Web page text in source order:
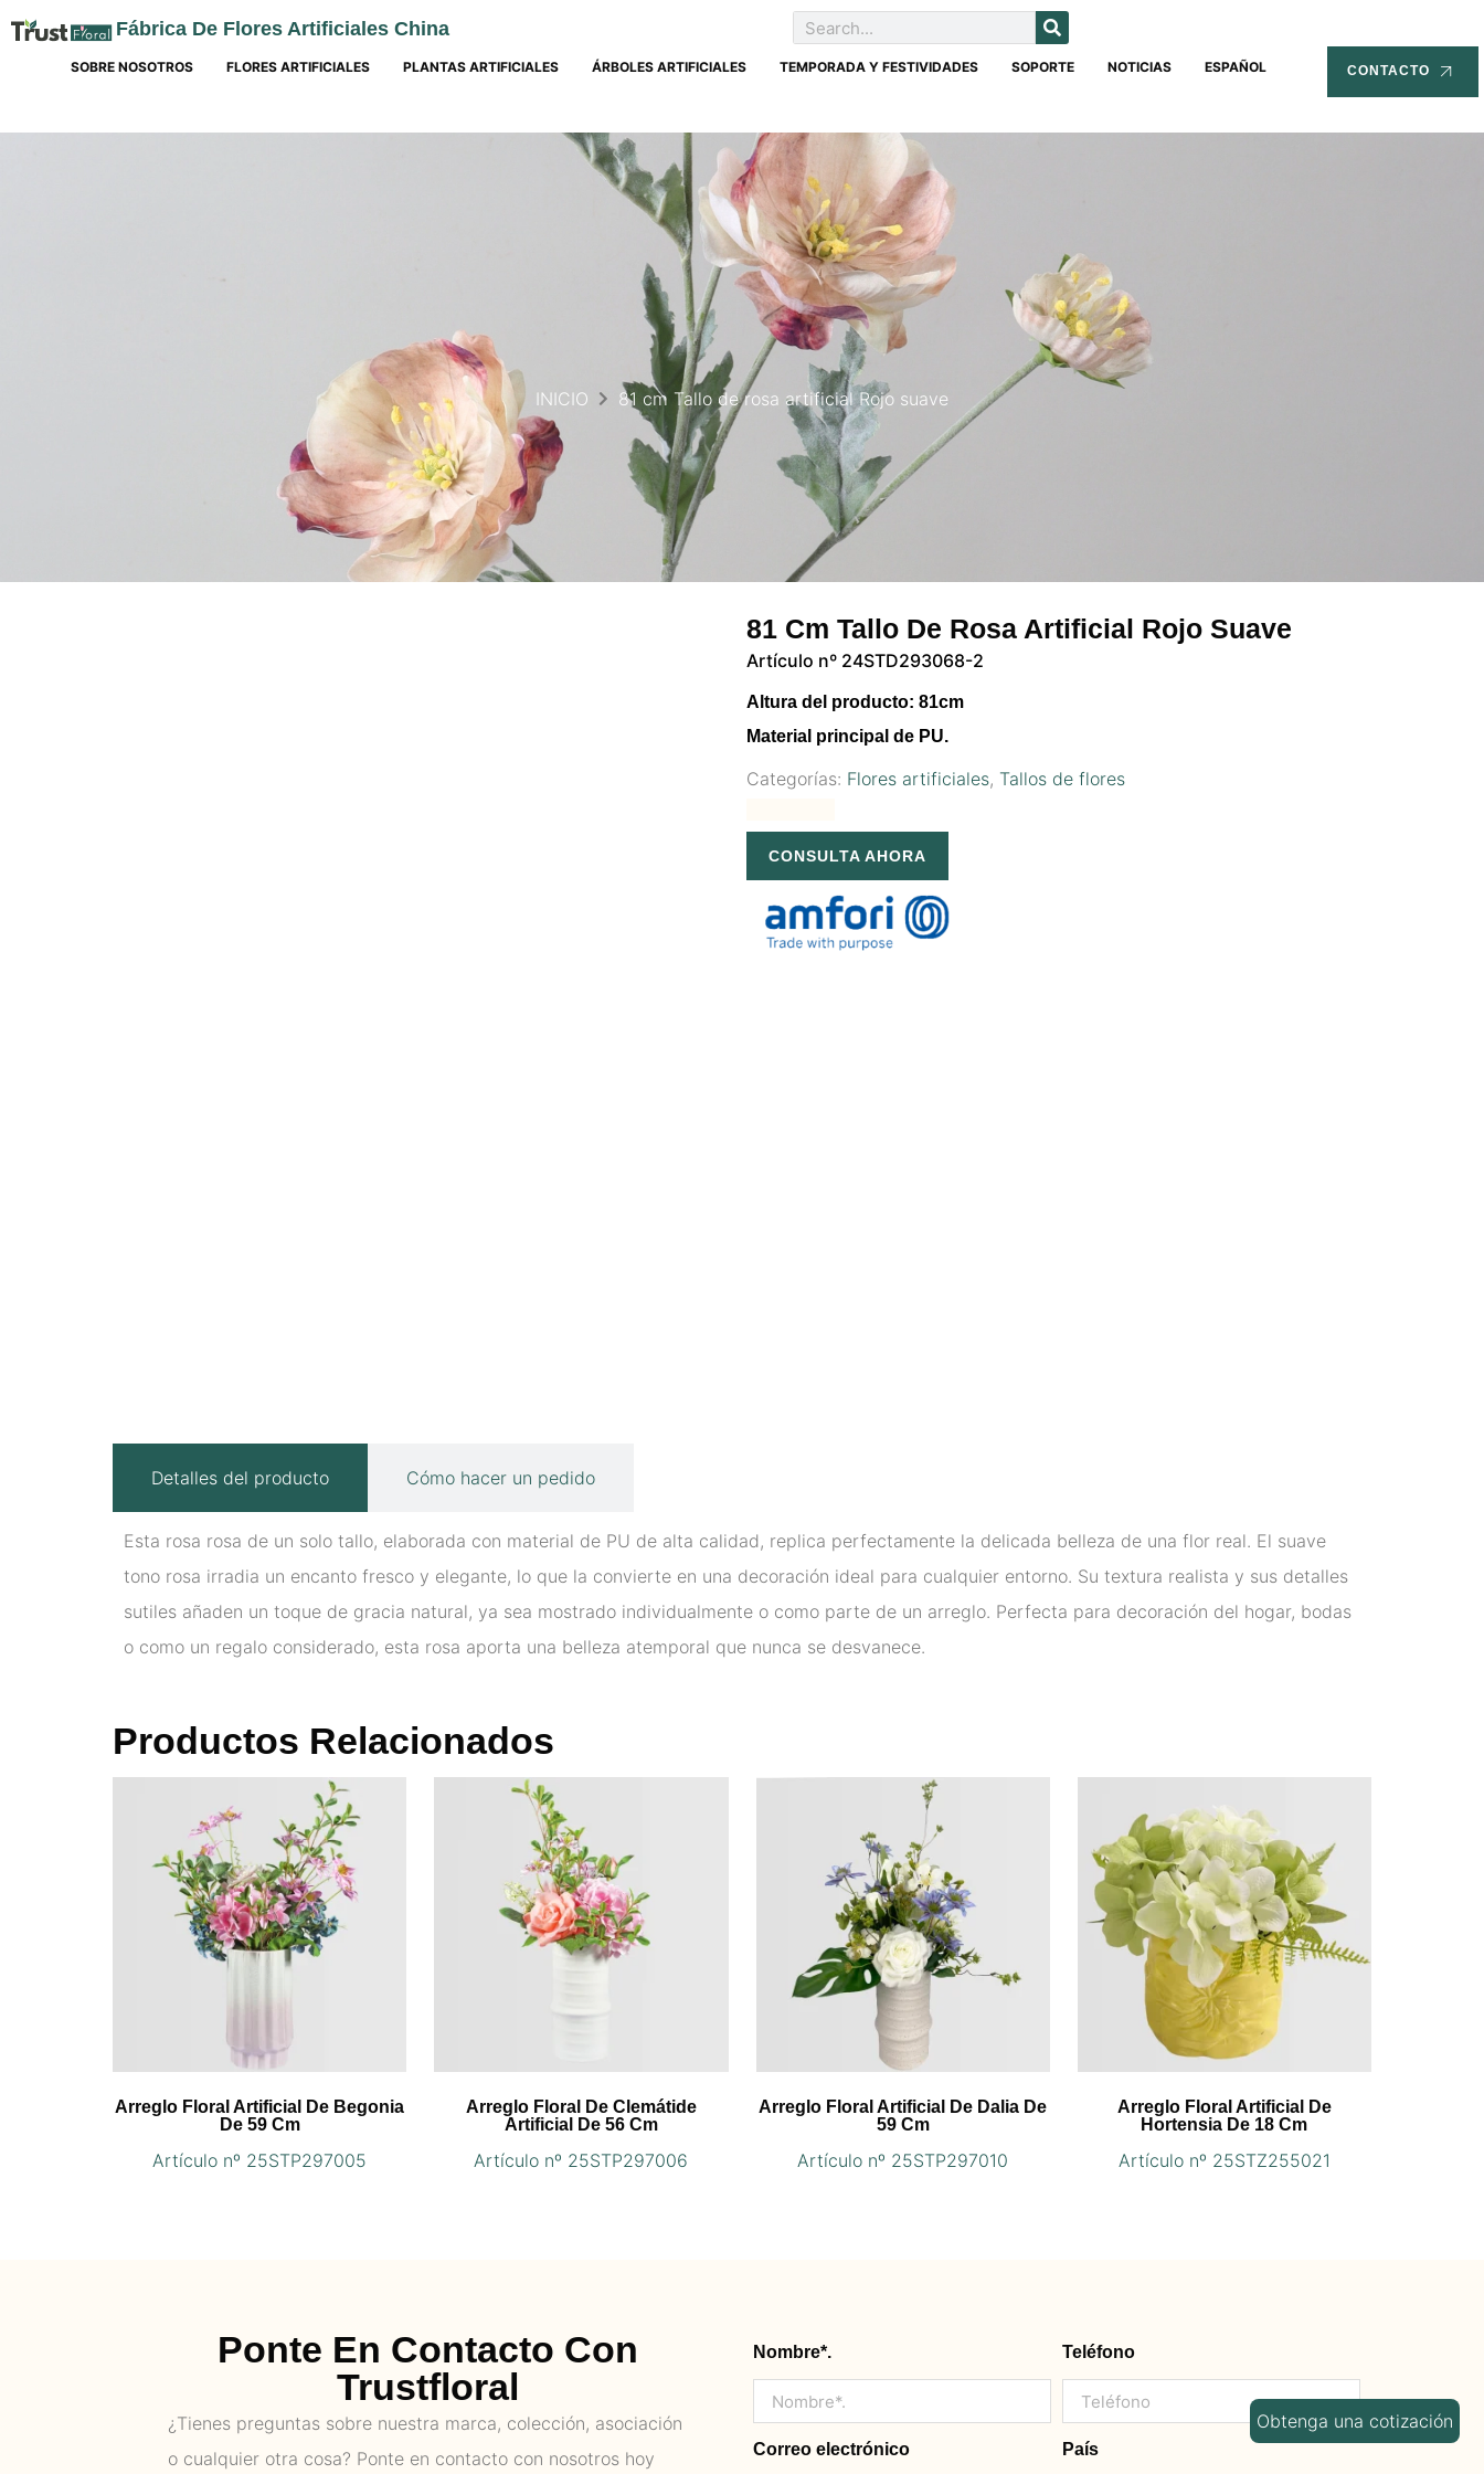
Fábrica De Flores Artificiales China
SOBRE NOSOTROS FLORES ARTIFICIALES PLANTAS ARTIFICIALES ÁRBOLES ARTIFICIALES TEMPORADA Y FESTIVIDADES SOPORTE NOTICIAS ESPAÑOL CONTACTO
INICIO 81 cm Tallo de rosa artificial Rojo suave
81 Cm Tallo De Rosa Artificial Rojo Suave
Artículo nº 24STD293068-2
Altura del producto: 81cm
Material principal de PU.
Categorías: Flores artificiales, Tallos de flores
CONSULTA AHORA
Detalles del producto Cómo hacer un pedido
Esta rosa rosa de un solo tallo, elaborada con material de PU de alta calidad, replica perfectamente la delicada belleza de una flor real. El suave
tono rosa irradia un encanto fresco y elegante, lo que la convierte en una decoración ideal para cualquier entorno. Su textura realista y sus detalles
sutiles añaden un toque de gracia natural, ya sea mostrado individualmente o como parte de un arreglo. Perfecta para decoración del hogar, bodas
o como un regalo considerado, esta rosa aporta una belleza atemporal que nunca se desvanece.
Productos Relacionados
Arreglo Floral Artificial De Begonia
De 59 Cm
Artículo nº 25STP297005
Arreglo Floral De Clemátide
Artificial De 56 Cm
Artículo nº 25STP297006
Arreglo Floral Artificial De Dalia De
59 Cm
Artículo nº 25STP297010
Arreglo Floral Artificial De
Hortensia De 18 Cm
Artículo nº 25STZ255021
Ponte En Contacto Con
Trustfloral
¿Tienes preguntas sobre nuestra marca, colección, asociación
o cualquier otra cosa? Ponte en contacto con nosotros hoy
Nombre*. Teléfono
Correo electrónico País
Obtenga una cotización